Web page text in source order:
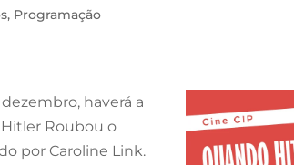
, Programação
haverá a
Roubou o
por Caroline Link.